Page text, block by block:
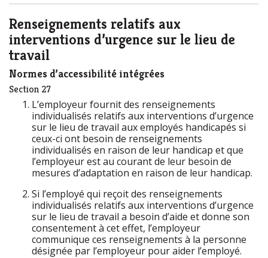
Renseignements relatifs aux
interventions d’urgence sur le lieu de
travail
Normes d’accessibilité intégrées
Section 27
L’employeur fournit des renseignements
individualisés relatifs aux interventions d’urgence
sur le lieu de travail aux employés handicapés si
ceux-ci ont besoin de renseignements
individualisés en raison de leur handicap et que
l’employeur est au courant de leur besoin de
mesures d’adaptation en raison de leur handicap.
Si l’employé qui reçoit des renseignements
individualisés relatifs aux interventions d’urgence
sur le lieu de travail a besoin d’aide et donne son
consentement à cet effet, l’employeur
communique ces renseignements à la personne
désignée par l’employeur pour aider l’employé.